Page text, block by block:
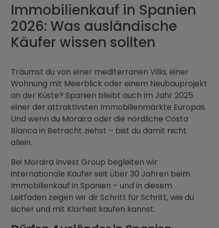
Uber Uns
Blog
Immobilienkauf in Spanien
2026: Was ausländische
Käufer wissen sollten
Träumst du von einer mediterranen Villa, einer
Wohnung mit Meerblick oder einem Neubauprojekt
an der Küste? Spanien bleibt auch im Jahr 2025
einer der attraktivsten Immobilienmärkte Europas.
Und wenn du Moraira oder die nördliche Costa
Blanca in Betracht ziehst – bist du damit nicht
allein.
Bei Moraira Invest Group begleiten wir
internationale Käufer seit über 30 Jahren beim
Immobilienkauf in Spanien – und in diesem
Leitfaden zeigen wir dir Schritt für Schritt, wie du
sicher und mit Klarheit kaufen kannst.